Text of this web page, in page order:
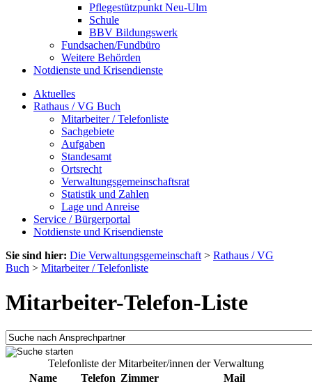
Pflegestützpunkt Neu-Ulm
Schule
BBV Bildungswerk
Fundsachen/Fundbüro
Weitere Behörden
Notdienste und Krisendienste
Aktuelles
Rathaus / VG Buch
Mitarbeiter / Telefonliste
Sachgebiete
Aufgaben
Standesamt
Ortsrecht
Verwaltungsgemeinschaftsrat
Statistik und Zahlen
Lage und Anreise
Service / Bürgerportal
Notdienste und Krisendienste
Sie sind hier: Die Verwaltungsgemeinschaft > Rathaus / VG
Buch > Mitarbeiter / Telefonliste
Mitarbeiter-Telefon-Liste
Telefonliste der Mitarbeiter/innen der Verwaltung
Name
Telefon Zimmer
Mail